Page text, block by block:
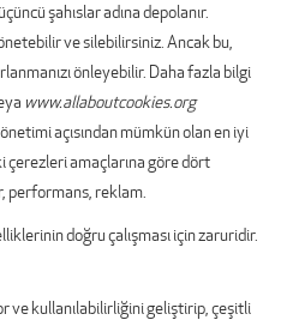
şahıslar adına depolanır.
ve silebilirsiniz. Ancak bu,
önleyebilir. Daha fazla bilgi
www.allaboutcookies.org
açısından mümkün olan en iyi
amaçlarına göre dört
performans, reklam.
doğru çalışması için zaruridir.
ve kullanılabilirliğini geliştirip, çeşitli